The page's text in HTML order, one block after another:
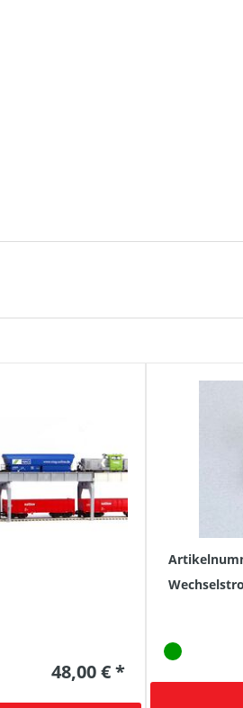
48,00 € *